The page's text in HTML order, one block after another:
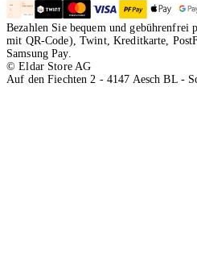
Bezahlen Sie bequem und gebührenfrei
mit QR-Code), Twint, Kreditkarte,
Samsung Pay.
© Eldar Store AG
Auf den Fiechten 2 - 4147 Aesch BL -